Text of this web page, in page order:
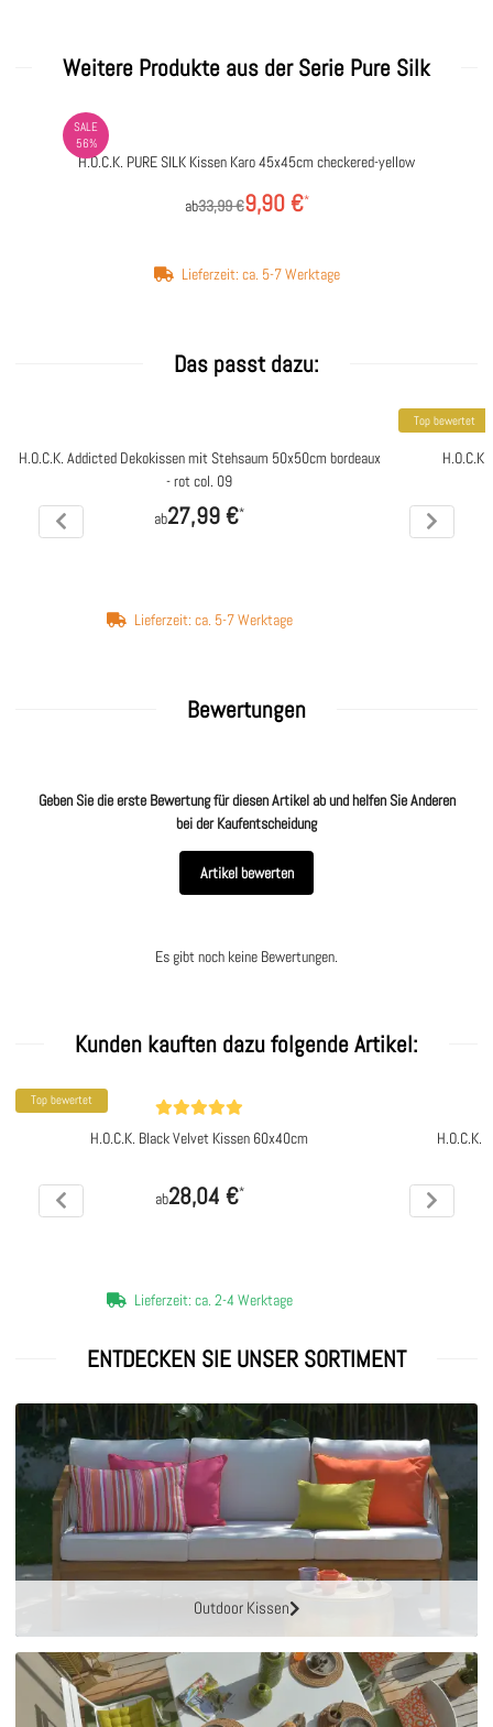
Bewertungen
Geben Sie die erste Bewertung für diesen Artikel ab und helfen Sie Anderen
bei der Kaufentscheidung
Artikel bewerten
Es gibt noch keine Bewertungen.
Weitere Produkte aus der Serie Pure Silk
SALE
56%
H.O.C.K. PURE SILK Kissen Karo 45x45cm checkered-yellow
ab 9,90 €*
33,99 €
Lieferzeit: ca. 5-7 Werktage
Das passt dazu:
H.O.C.K. Addicted Dekokissen mit Stehsaum 50x50cm bordeaux
- rot col. 09
ab27,99 €*
Lieferzeit: ca. 5-7 Werktage
Top bewertet
Kunden kauften dazu folgende Artikel:
Top bewertet
H.O.C.K. Black Velvet Kissen 60x40cm
ab28,04 €*
Lieferzeit: ca. 2-4 Werktage
H.O.C.K.
ENTDECKEN SIE UNSER SORTIMENT
Outdoor Kissen